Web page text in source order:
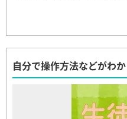
自分で操作方法などがわ